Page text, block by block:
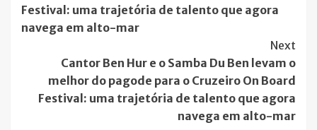
Festival: uma trajetória de talento que agora
navega em alto-mar
Next
Cantor Ben Hur e o Samba Du Ben levam o
melhor do pagode para o Cruzeiro On Board
Festival: uma trajetória de talento que agora
navega em alto-mar